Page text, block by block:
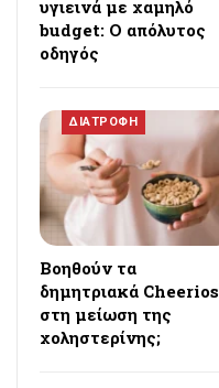
υγιεινά με χαμηλό
budget: Ο απόλυτος
οδηγός
ΔΙΑΤΡΟΦΗ
Βοηθούν τα
δημητριακά Cheerios
στη μείωση της
χοληστερίνης;